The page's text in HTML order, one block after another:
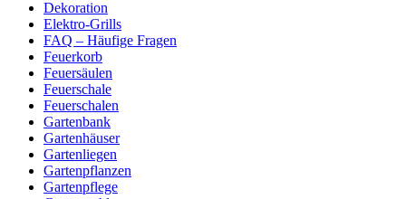
Dekoration
Elektro-Grills
FAQ – Häufige Fragen
Feuerkorb
Feuersäulen
Feuerschale
Feuerschalen
Gartenbank
Gartenhäuser
Gartenliegen
Gartenpflanzen
Gartenpflege